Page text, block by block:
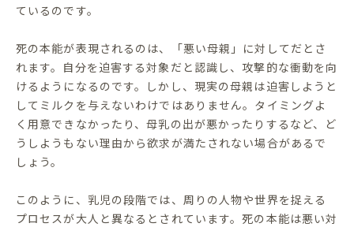
ているのです。
死の本能が表現されるのは、「悪い母親」に対してだとさ
れます。自分を迫害する対象だと認識し、攻撃的な衝動を向
けるようになるのです。しかし、現実の母親は迫害しようと
してミルクを与えないわけではありません。タイミングよ
く用意できなかったり、母乳の出が悪かったりするなど、ど
うしようもない理由から欲求が満たされない場合があるで
しょう。
このように、乳児の段階では、周りの人物や世界を捉える
プロセスが大人と異なるとされています。死の本能は悪い対